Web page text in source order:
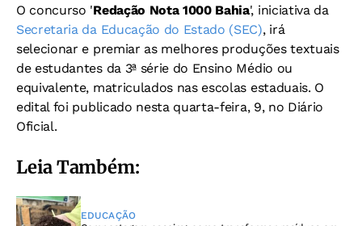
O concurso 'Redação Nota 1000 Bahia', iniciativa da
Secretaria da Educação do Estado (SEC), irá
selecionar e premiar as melhores produções textuais
de estudantes da 3ª série do Ensino Médio ou
equivalente, matriculados nas escolas estaduais. O
edital foi publicado nesta quarta-feira, 9, no Diário
Oficial.
Leia Também:
EDUCAÇÃO